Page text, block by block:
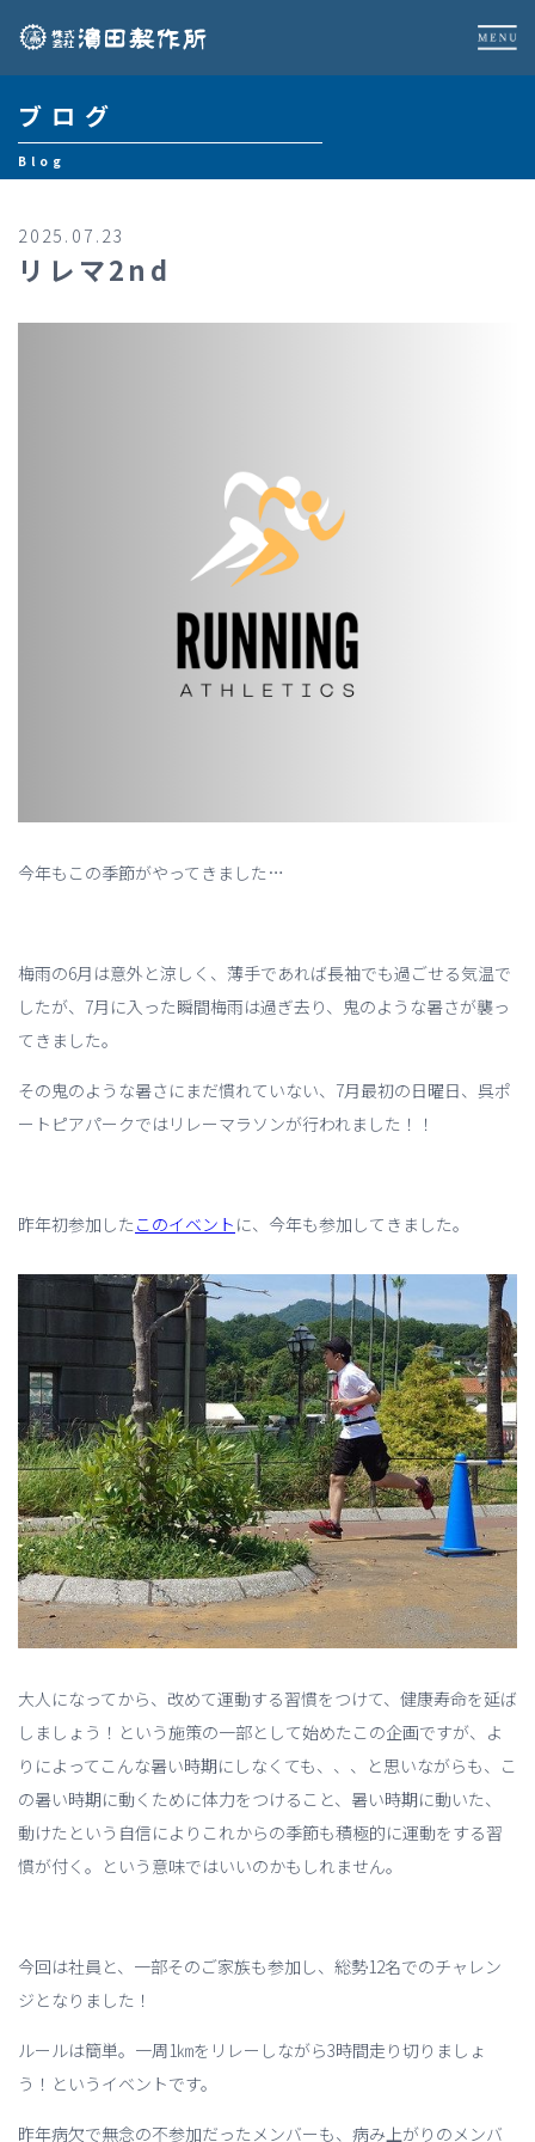
ブログ
Blog
2025.07.23
リレマ2nd
今年もこの季節がやってきました…
梅雨の6月は意外と涼しく、薄手であれば長袖でも過ごせる気温で
したが、7月に入った瞬間梅雨は過ぎ去り、鬼のような暑さが襲っ
てきました。
その鬼のような暑さにまだ慣れていない、7月最初の日曜日、呉ポ
ートピアパークではリレーマラソンが行われました！！
昨年初参加したこのイベント に、今年も参加してきました。
大人になってから、改めて運動する習慣をつけて、健康寿命を延ば
しましょう！という施策の一部として始めたこの企画ですが、よ
りによってこんな暑い時期にしなくても、、、と思いながらも、こ
の暑い時期に動くために体力をつけること、暑い時期に動いた、
動けたという自信によりこれからの季節も積極的に運動をする習
慣が付く。という意味ではいいのかもしれません。
今回は社員と、一部そのご家族も参加し、総勢12名でのチャレン
ジとなりました！
ルールは簡単。一周1㎞をリレーしながら3時間走り切りましょ
う！というイベントです。
昨年病欠で無念の不参加だったメンバーも、病み上がりのメンバ